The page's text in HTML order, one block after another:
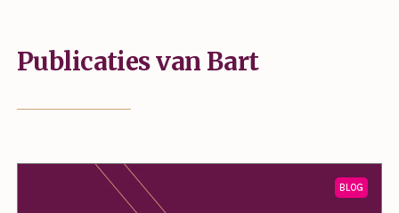
Publicaties van Bart
BLOG